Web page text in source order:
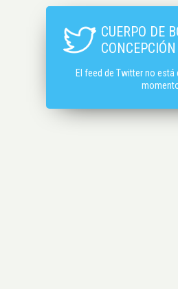
CUERPO DE
CONCEPCIÓN
El feed de Twitter no